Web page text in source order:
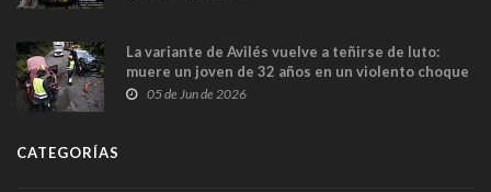
La variante de Avilés vuelve a teñirse de luto:
muere un joven de 32 años en un violento choque
frontal
05 de Jun de 2026
CATEGORÍAS